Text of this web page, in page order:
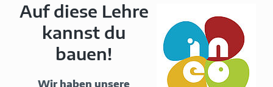
Auf diese Lehre
kannst du
bauen!
Wir haben unsere